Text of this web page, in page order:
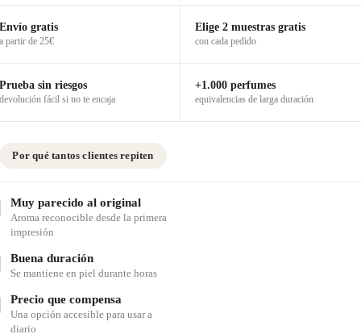
Envío gratis
a partir de 25€
Elige 2 muestras gratis
con cada pedido
Prueba sin riesgos
devolución fácil si no te encaja
+1.000 perfumes
equivalencias de larga duración
Por qué tantos clientes repiten
Muy parecido al original
Aroma reconocible desde la primera
impresión
Buena duración
Se mantiene en piel durante horas
Precio que compensa
Una opción accesible para usar a
diario